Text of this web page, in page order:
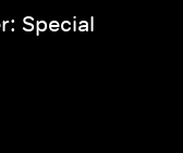
Special